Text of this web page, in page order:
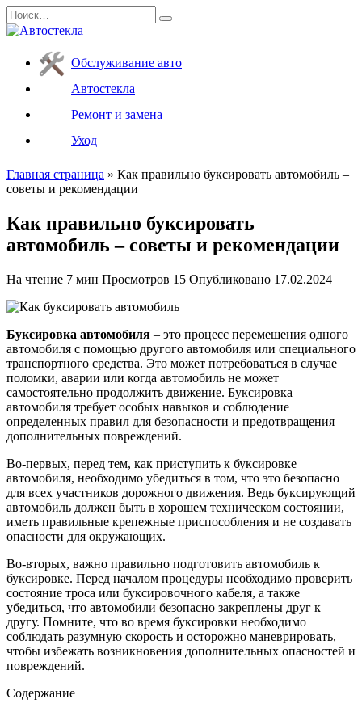
Перейти
к
Search
for:
Обслуживание авто
Автостекла
Ремонт и замена
Уход
Главная страница » Как правильно буксировать автомобиль –
советы и рекомендации
Как правильно буксировать
автомобиль – советы и рекомендации
На чтение 7 мин Просмотров 15 Опубликовано 17.02.2024
Буксировка автомобиля – это процесс перемещения одного
автомобиля с помощью другого автомобиля или специального
транспортного средства. Это может потребоваться в случае
поломки, аварии или когда автомобиль не может
самостоятельно продолжить движение. Буксировка
автомобиля требует особых навыков и соблюдение
определенных правил для безопасности и предотвращения
дополнительных повреждений.
Во-первых, перед тем, как приступить к буксировке
автомобиля, необходимо убедиться в том, что это безопасно
для всех участников дорожного движения. Ведь буксирующий
автомобиль должен быть в хорошем техническом состоянии,
иметь правильные крепежные приспособления и не создавать
опасности для окружающих.
Во-вторых, важно правильно подготовить автомобиль к
буксировке. Перед началом процедуры необходимо проверить
состояние троса или буксировочного кабеля, а также
убедиться, что автомобили безопасно закреплены друг к
другу. Помните, что во время буксировки необходимо
соблюдать разумную скорость и осторожно маневрировать,
чтобы избежать возникновения дополнительных опасностей и
повреждений.
Содержание